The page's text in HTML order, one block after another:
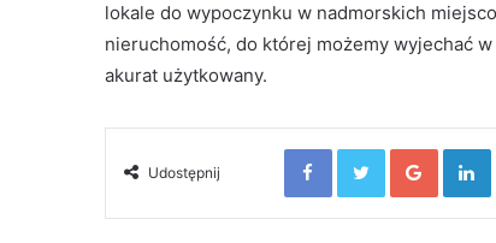
lokale do wypoczynku w nadmorskich
nieruchomość, do której możemy wyjechać
akurat użytkowany.
Udostępnij
FacebookTwitter